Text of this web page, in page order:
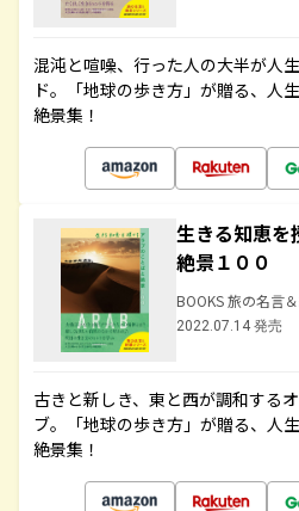
混沌と喧噪、行った人の大半が人
ド。「地球の歩き方」が贈る、人
絶景集！
生きる知恵を
絶景１００
BOOKS 旅の名言
2022.07.14 発売
古きと新しき、東と西が調和する
ブ。「地球の歩き方」が贈る、人
絶景集！